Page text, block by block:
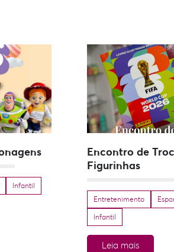
Infantil
Encontro de
Figurinhas
Entretenimento
Infantil
Leia mais